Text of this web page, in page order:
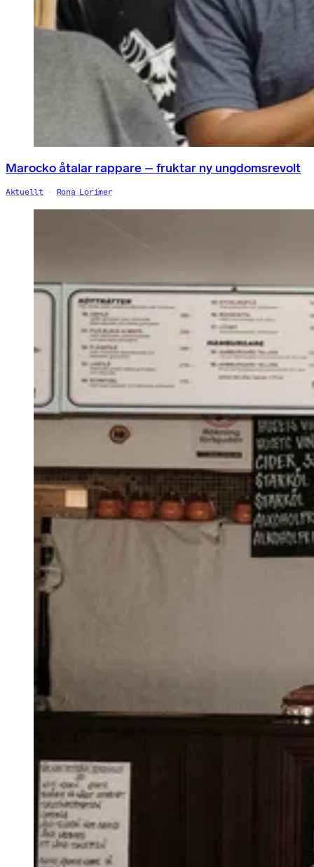
Marocko åtalar rappare – fruktar ny ungdomsrevolt
Aktuellt Rona Lorimer